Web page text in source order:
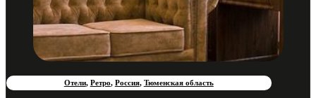
Отели, Ретро, Россия, Тюменская область